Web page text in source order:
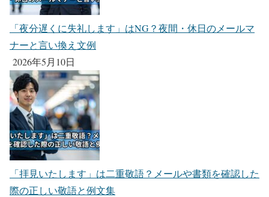
「夜分遅くに失礼します」はNG？夜間・休日のメールマ
ナーと言い換え文例
2026年5月10日
「拝見いたします」は二重敬語？メールや書類を確認した
際の正しい敬語と例文集